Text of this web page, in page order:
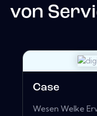
von
Case
Wesen Welke